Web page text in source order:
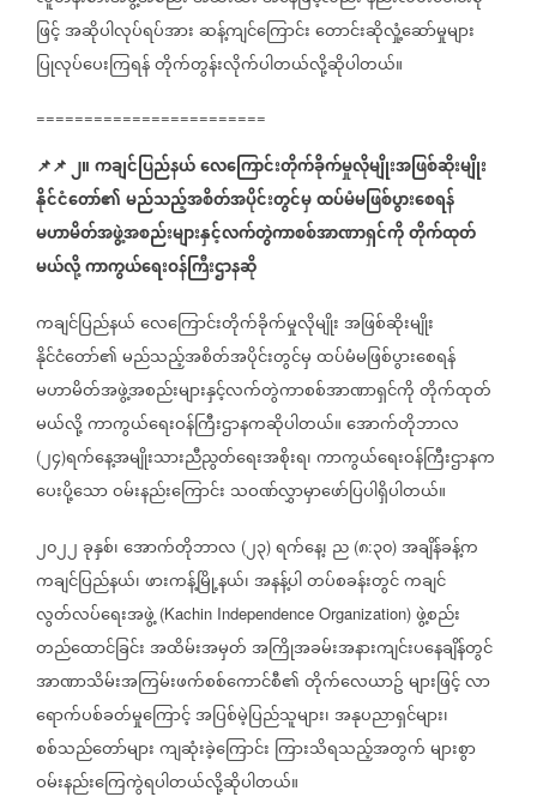
ဖြင့်အဆိုပါလုပ်ရပ်အားဆန့်ကျင်ကြောင်းတောင်းဆိုလှုံ့ဆော်မှုများ
ပြုလုပ်ပေးကြရန်တိုက်တွန်းလိုက်ပါတယ်လို့ဆိုပါတယ်။
========================
📌📌၂။ကချင်ပြည်နယ်လေကြောင်းတိုက်ခိုက်မှုလိုမျိုးအဖြစ်ဆိုးမျိုး
နိုင်ငံတော်၏မည်သည့်အစိတ်အပိုင်းတွင်မှထပ်မံမဖြစ်ပွားစေရန်
မဟာမိတ်အဖွဲ့အစည်းများနှင့်လက်တွဲကာစစ်အာဏာရှင်ကိုတိုက်ထုတ်
မယ်လို့ကာကွယ်ရေးဝန်ကြီးဌာနဆို
ကချင်ပြည်နယ်လေကြောင်းတိုက်ခိုက်မှုလိုမျိုးအဖြစ်ဆိုးမျိုး
နိုင်ငံတော်၏မည်သည့်အစိတ်အပိုင်းတွင်မှထပ်မံမဖြစ်ပွားစေရန်
မဟာမိတ်အဖွဲ့အစည်းများနှင့်လက်တွဲကာစစ်အာဏာရှင်ကိုတိုက်ထုတ်
မယ်လို့ကာကွယ်ရေးဝန်ကြီးဌာနကဆိုပါတယ်။အောက်တိုဘာလ
(၂၄)ရက်နေ့အမျိုးသားညီညွတ်ရေးအစိုးရ၊ကာကွယ်ရေးဝန်ကြီးဌာနက
ပေးပို့သောဝမ်းနည်းကြောင်း သဝဏ်လွှာမှာဖော်ပြပါရှိပါတယ်။
၂၀၂၂ခုနှစ်၊အောက်တိုဘာလ (၂၃) ရက်နေ့၊ ည (၈:၃၀) အချိန်ခန့်က
ကချင်ပြည်နယ်၊ဖားကန့်မြို့နယ်၊အနန့်ပါတပ်စခန်းတွင်ကချင်
လွတ်လပ်ရေးအဖွဲ့ (Kachin Independence Organization) ဖွဲ့စည်း
တည်ထောင်ခြင်းအထိမ်းအမှတ်အကြိုအခမ်းအနားကျင်းပနေချိန်တွင်
အာဏာသိမ်းအကြမ်းဖက်စစ်ကောင်စီ၏တိုက်လေယာဥ်များဖြင့်လာ
ရောက်ပစ်ခတ်မှုကြောင့်အပြစ်မဲ့ပြည်သူများ၊အနုပညာရှင်များ၊
စစ်သည်တော်များကျဆုံးခဲ့ကြောင်း ကြားသိရသည့်အတွက်များစွာ
ဝမ်းနည်းကြေကွဲရပါတယ်လို့ဆိုပါတယ်။